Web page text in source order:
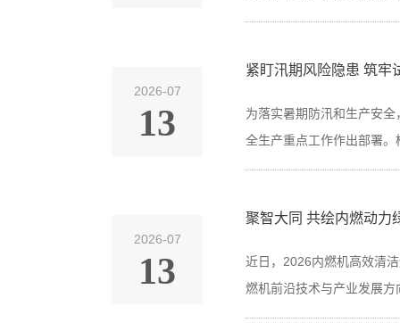
2026-07
13
紧盯汛期风险隐患 筑牢
为落实暑期防汛和生产安
全生产重点工作作出部署
2026-07
13
聚智大同 共绘内燃动力
近日，2026内燃机高效清
燃机前沿技术与产业发展